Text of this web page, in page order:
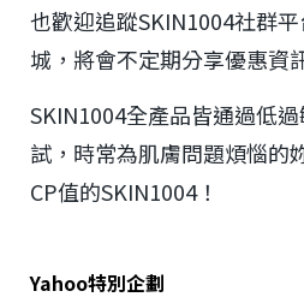
也歡迎追蹤SKIN1004社群
城，將會不定期分享優惠資
SKIN1004全產品皆通過低
試，時常為肌膚問題煩惱的
CP值的SKIN1004！
Yahoo特別企劃